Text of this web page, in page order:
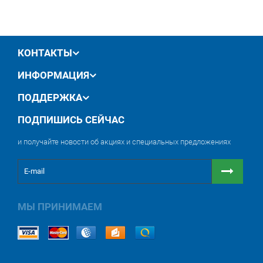
механизм — ассиметричный. Есть защита от
срабатывающая при постановке платформы на пол.
На этот автоподъемник производитель предоставляет
гарантию 3 года (36 месяцев). А если вы заказываете
распространяется и на произведенные работы.
КОНТАКТЫ
ИНФОРМАЦИЯ
ПОДДЕРЖКА
ПОДПИШИСЬ СЕЙЧАС
и получайте новости об акциях и специальных предложениях
МЫ ПРИНИМАЕМ